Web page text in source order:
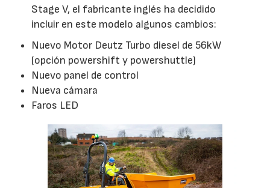
Stage V, el fabricante inglés ha decidido
incluir en este modelo algunos cambios:
Nuevo Motor Deutz Turbo diesel de 56kW
(opción powershift y powershuttle)
Nuevo panel de control
Nueva cámara
Faros LED